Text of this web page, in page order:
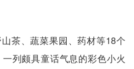
茶、蔬菜果园、药材等18个
列颇具童话气息的彩色小火